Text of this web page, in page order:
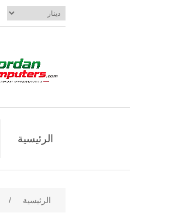
الرئيسية
الرئيسية /